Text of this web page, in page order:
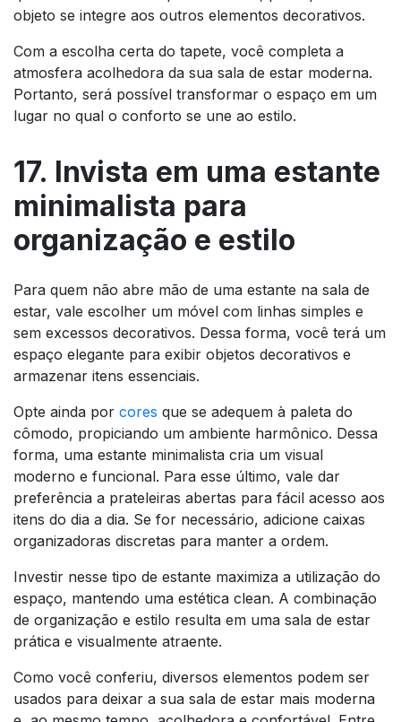
objeto se integre aos outros elementos decorativos.
Com a escolha certa do tapete, você completa a
atmosfera acolhedora da sua sala de estar moderna.
Portanto, será possível transformar o espaço em um
lugar no qual o conforto se une ao estilo.
17. Invista em uma estante
minimalista para
organização e estilo
Para quem não abre mão de uma estante na sala de
estar, vale escolher um móvel com linhas simples e
sem excessos decorativos. Dessa forma, você terá um
espaço elegante para exibir objetos decorativos e
armazenar itens essenciais.
Opte ainda por cores que se adequem à paleta do
cômodo, propiciando um ambiente harmônico. Dessa
forma, uma estante minimalista cria um visual
moderno e funcional. Para esse último, vale dar
preferência a prateleiras abertas para fácil acesso aos
itens do dia a dia. Se for necessário, adicione caixas
organizadoras discretas para manter a ordem.
Investir nesse tipo de estante maximiza a utilização do
espaço, mantendo uma estética clean. A combinação
de organização e estilo resulta em uma sala de estar
prática e visualmente atraente.
Como você conferiu, diversos elementos podem ser
usados para deixar a sua sala de estar mais moderna